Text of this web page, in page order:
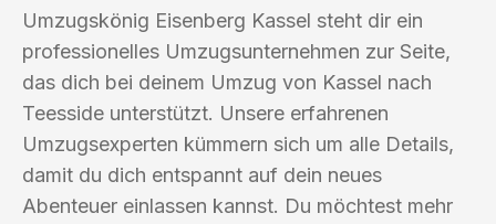
Umzugskönig Eisenberg Kassel steht dir ein
professionelles Umzugsunternehmen zur Seite,
das dich bei deinem Umzug von Kassel nach
Teesside unterstützt. Unsere erfahrenen
Umzugsexperten kümmern sich um alle Details,
damit du dich entspannt auf dein neues
Abenteuer einlassen kannst. Du möchtest mehr